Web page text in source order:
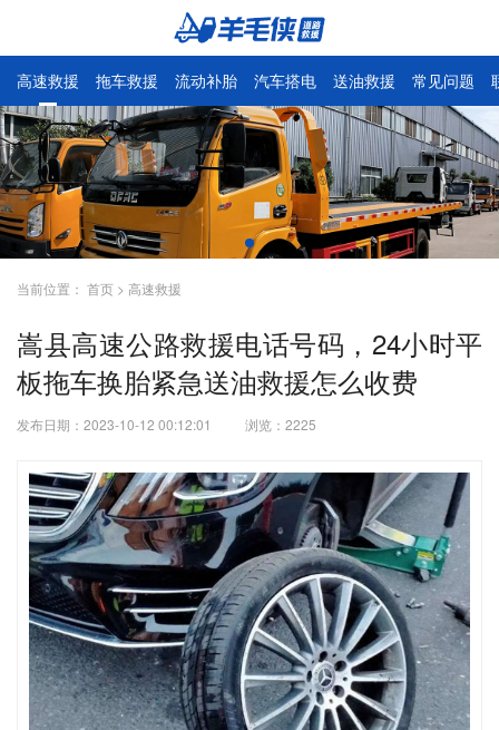
高速救援 拖车救援 流动补胎 汽车搭电 送油救援 常见问题
当前位置： 首页 > 高速救援
嵩县高速公路救援电话号码，24小时平
板拖车换胎紧急送油救援怎么收费
发布日期：2023-10-12 00:12:01 浏览： 2225